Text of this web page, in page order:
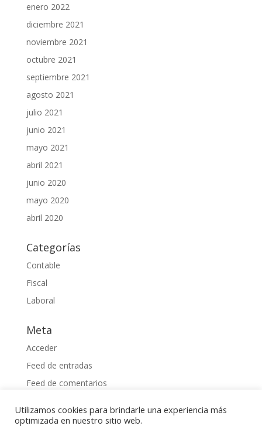
enero 2022
diciembre 2021
noviembre 2021
octubre 2021
septiembre 2021
agosto 2021
julio 2021
junio 2021
mayo 2021
abril 2021
junio 2020
mayo 2020
abril 2020
Categorías
Contable
Fiscal
Laboral
Meta
Acceder
Feed de entradas
Feed de comentarios
Utilizamos cookies para brindarle una experiencia más
optimizada en nuestro sitio web.